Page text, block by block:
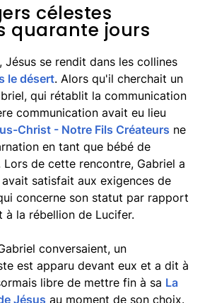
célestes
quarante jours
Jésus se rendit dans les collines
le désert. Alors qu'il cherchait un
qui rétablit la communication
communication avait eu lieu
Christ - Notre Fils Créateurs ne
en tant que bébé de
Lors de cette rencontre, Gabriel a
satisfait aux exigences de
concerne son statut par rapport
à la rébellion de Lucifer.
conversaient, un
est apparu devant eux et a dit à
libre de mettre fin à sa La
Jésus au moment de son choix.